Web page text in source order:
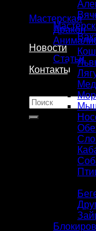
Новости
Статьи
Контакты
Искать:
Мастерская
Дракон